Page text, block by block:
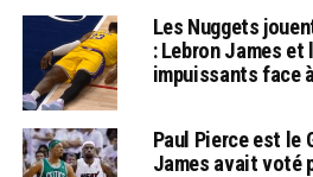
Les Nuggets
: Lebron James et
impuissants face
Paul Pierce est le
James avait voté